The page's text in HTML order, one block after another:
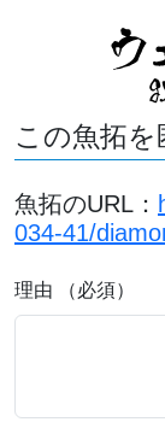
この魚拓を
魚拓のURL：
034-41/
理由 （必須）